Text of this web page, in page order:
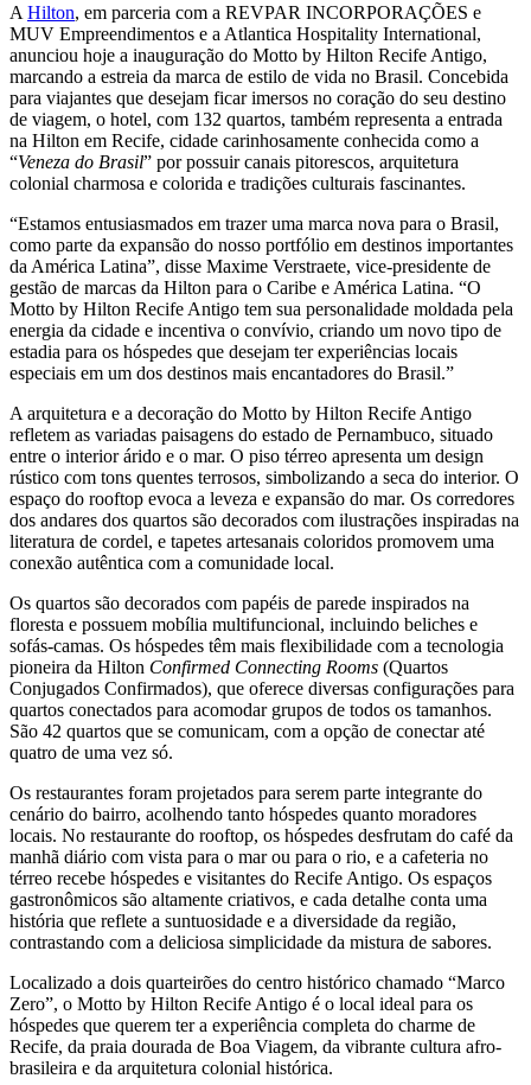
A Hilton, em parceria com a REVPAR INCORPORAÇÕES e
MUV Empreendimentos e a Atlantica Hospitality International,
anunciou hoje a inauguração do Motto by Hilton Recife Antigo,
marcando a estreia da marca de estilo de vida no Brasil. Concebida
para viajantes que desejam ficar imersos no coração do seu destino
de viagem, o hotel, com 132 quartos, também representa a entrada
na Hilton em Recife, cidade carinhosamente conhecida como a
“Veneza do Brasil” por possuir canais pitorescos, arquitetura
colonial charmosa e colorida e tradições culturais fascinantes.
“Estamos entusiasmados em trazer uma marca nova para o Brasil,
como parte da expansão do nosso portfólio em destinos importantes
da América Latina”, disse Maxime Verstraete, vice-presidente de
gestão de marcas da Hilton para o Caribe e América Latina. “O
Motto by Hilton Recife Antigo tem sua personalidade moldada pela
energia da cidade e incentiva o convívio, criando um novo tipo de
estadia para os hóspedes que desejam ter experiências locais
especiais em um dos destinos mais encantadores do Brasil.”
A arquitetura e a decoração do Motto by Hilton Recife Antigo
refletem as variadas paisagens do estado de Pernambuco, situado
entre o interior árido e o mar. O piso térreo apresenta um design
rústico com tons quentes terrosos, simbolizando a seca do interior. O
espaço do rooftop evoca a leveza e expansão do mar. Os corredores
dos andares dos quartos são decorados com ilustrações inspiradas na
literatura de cordel, e tapetes artesanais coloridos promovem uma
conexão autêntica com a comunidade local.
Os quartos são decorados com papéis de parede inspirados na
floresta e possuem mobília multifuncional, incluindo beliches e
sofás-camas. Os hóspedes têm mais flexibilidade com a tecnologia
pioneira da Hilton Confirmed Connecting Rooms (Quartos
Conjugados Confirmados), que oferece diversas configurações para
quartos conectados para acomodar grupos de todos os tamanhos.
São 42 quartos que se comunicam, com a opção de conectar até
quatro de uma vez só.
Os restaurantes foram projetados para serem parte integrante do
cenário do bairro, acolhendo tanto hóspedes quanto moradores
locais. No restaurante do rooftop, os hóspedes desfrutam do café da
manhã diário com vista para o mar ou para o rio, e a cafeteria no
térreo recebe hóspedes e visitantes do Recife Antigo. Os espaços
gastronômicos são altamente criativos, e cada detalhe conta uma
história que reflete a suntuosidade e a diversidade da região,
contrastando com a deliciosa simplicidade da mistura de sabores.
Localizado a dois quarteirões do centro histórico chamado “Marco
Zero”, o Motto by Hilton Recife Antigo é o local ideal para os
hóspedes que querem ter a experiência completa do charme de
Recife, da praia dourada de Boa Viagem, da vibrante cultura afro-
brasileira e da arquitetura colonial histórica.